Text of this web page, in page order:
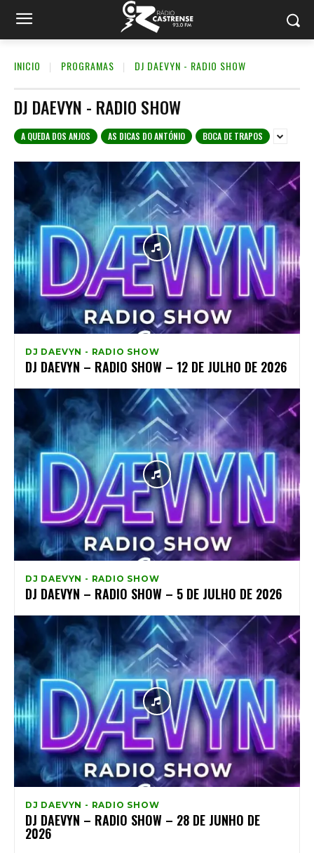
INICIO PROGRAMAS DJ DAEVYN - RADIO SHOW
DJ DAEVYN - RADIO SHOW
A QUEDA DOS ANJOS AS DICAS DO ANTÓNIO BOCA DE TRAPOS
DJ DAEVYN - RADIO SHOW
DJ DAEVYN – RADIO SHOW – 12 DE JULHO DE 2026
DJ DAEVYN - RADIO SHOW
DJ DAEVYN – RADIO SHOW – 5 DE JULHO DE 2026
DJ DAEVYN - RADIO SHOW
DJ DAEVYN – RADIO SHOW – 28 DE JUNHO DE
2026